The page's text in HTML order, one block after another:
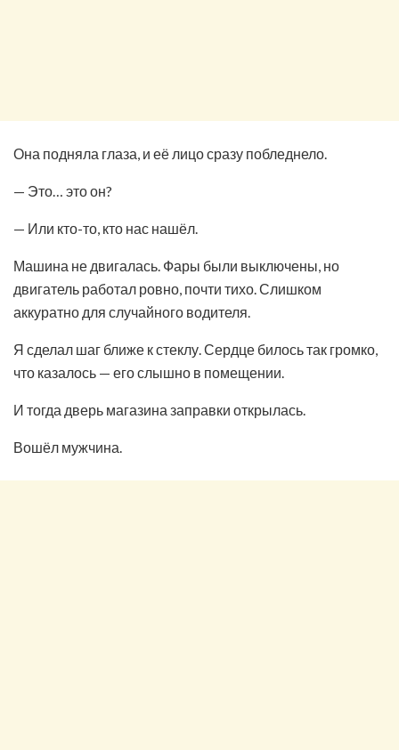
Она подняла глаза, и её лицо сразу побледнело.
— Это… это он?
— Или кто-то, кто нас нашёл.
Машина не двигалась. Фары были выключены, но
двигатель работал ровно, почти тихо. Слишком
аккуратно для случайного водителя.
Я сделал шаг ближе к стеклу. Сердце билось так громко,
что казалось — его слышно в помещении.
И тогда дверь магазина заправки открылась.
Вошёл мужчина.